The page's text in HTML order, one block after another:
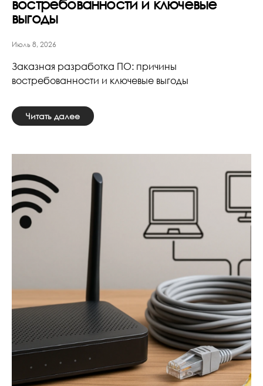
востребованности и ключевые
выгоды
Июль 8, 2026
Заказная разработка ПО: причины
востребованности и ключевые выгоды
Читать далее